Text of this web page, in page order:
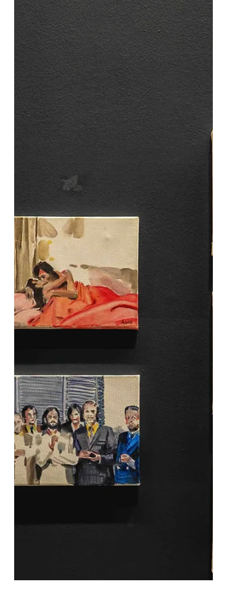
Las obras Sobreviven los huesos de Gonzalo
Aguirre y Guía para atravesar pensamientos
punzantes de María Jesús Masihy ofrecen una
visión interconectada de los materiales y
residuos que dan forma al paisaje
contemporáneo.